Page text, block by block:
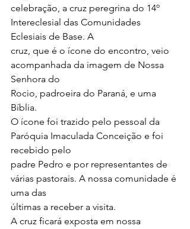
celebração, a cruz peregrina do 14º
Intereclesial das Comunidades
Eclesiais de Base. A
cruz, que é o ícone do encontro, veio
acompanhada da imagem de Nossa
Senhora do
Rocio, padroeira do Paraná, e uma
Bíblia.
O ícone foi trazido pelo pessoal da
Paróquia Imaculada Conceição e foi
recebido pelo
padre Pedro e por representantes de
várias pastorais. A nossa comunidade é
uma das
últimas a receber a visita.
A cruz ficará exposta em nossa